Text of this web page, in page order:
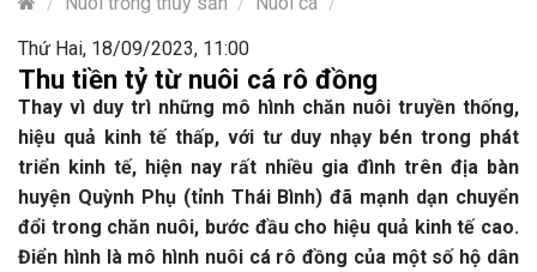
Thứ Hai, 18/09/2023, 11:00
Thu tiền tỷ từ nuôi cá rô đồng
Thay vì duy trì những mô hình chăn nuôi truyền thống,
hiệu quả kinh tế thấp, với tư duy nhạy bén trong phát
triển kinh tế, hiện nay rất nhiều gia đình trên địa bàn
huyện Quỳnh Phụ (tỉnh Thái Bình) đã mạnh dạn chuyển
đổi trong chăn nuôi, bước đầu cho hiệu quả kinh tế cao.
Điển hình là mô hình nuôi cá rô đồng của một số hộ dân